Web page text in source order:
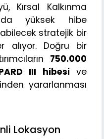
Kırsal Kalkınma
yüksek hibe
stratejik bir
alıyor. Doğru bir
750.000
III hibesi ve
yararlanması
Lokasyon